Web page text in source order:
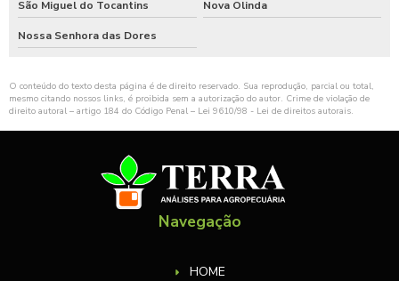
São Miguel do Tocantins Nova Olinda
Nossa Senhora das Dores
O conteúdo do texto desta página é de direito reservado. Sua reprodução, parcial ou total,
mesmo citando nossos links, é proibida sem a autorização do autor. Crime de violação de
direito autoral – artigo 184 do Código Penal – Lei 9610/98 - Lei de direitos autorais.
Navegação
HOME